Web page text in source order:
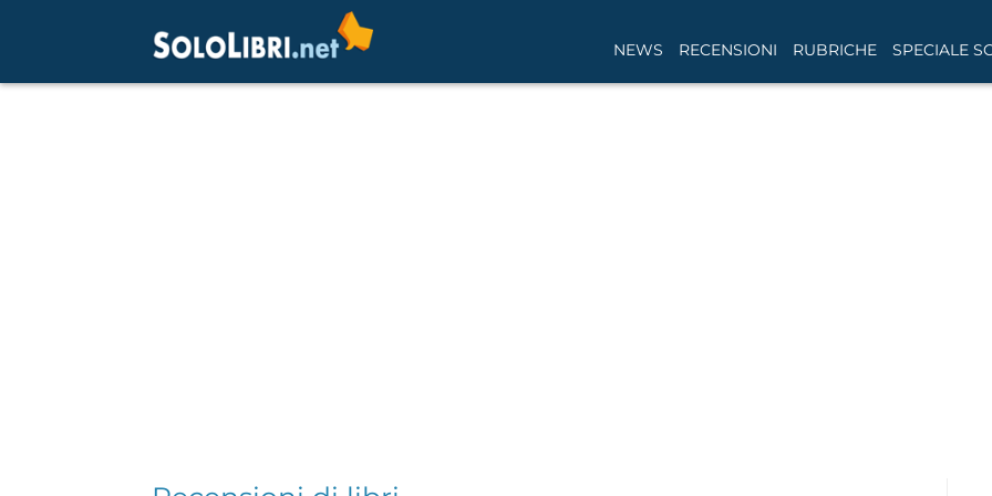
NEWS RECENSIONI RUBRICHE SPECIALE